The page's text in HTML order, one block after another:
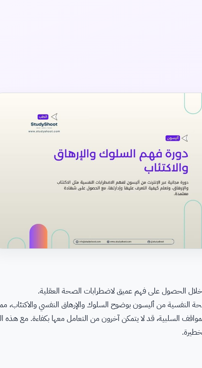
الحصول على فهم عميق لاضطرابات الصحة العقلية.
النفسية من أليسون بوضوح السلوك والإرهاق النفسي والاكتئاب،
السلبية، قد لا يتمكن آخرون من التعامل معها بكفاءة. مع هذه